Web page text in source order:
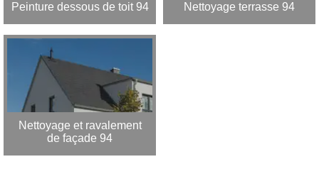
Peinture dessous de toit 94 Nettoyage terrasse 94
Nettoyage et ravalement
de façade 94